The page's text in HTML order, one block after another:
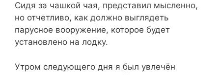
Сидя за чашкой чая, представил мысленно,
но отчетливо, как должно выглядеть
парусное вооружение, которое будет
установлено на лодку.
Утром следующего дня я был увлечён